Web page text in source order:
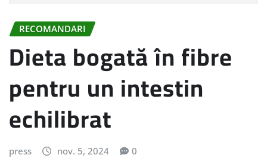
RECOMANDARI
Dieta bogată în fibre
pentru un intestin
echilibrat
press nov. 5, 2024 0